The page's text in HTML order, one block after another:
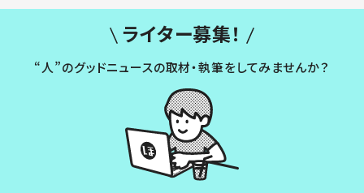
ライター募集！
“人”のグッドニュースの取材・執筆をしてみませんか？